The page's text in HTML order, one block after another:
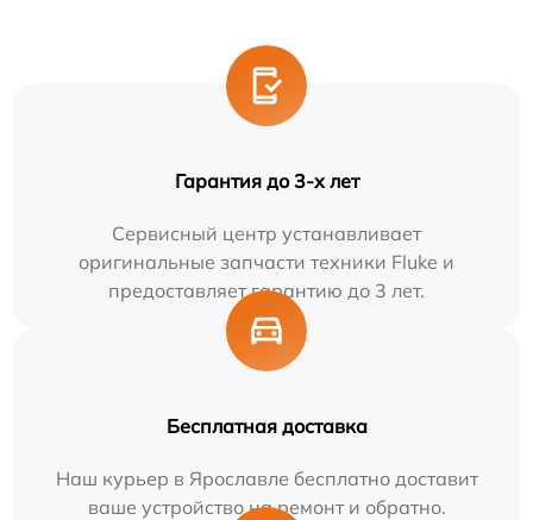
Гарантия до 3-х лет
Сервисный центр устанавливает
оригинальные запчасти техники Fluke и
предоставляет гарантию до 3 лет.
Бесплатная доставка
Наш курьер в Ярославле бесплатно доставит
ваше устройство на ремонт и обратно.